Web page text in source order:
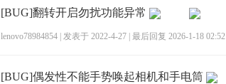
[BUG]翻转开启勿扰功能异常
lenovo78984854 发表于 2022-4-27 最后回复 2026-1-18 02:52
[BUG]偶发性不能手势唤起相机和手电筒